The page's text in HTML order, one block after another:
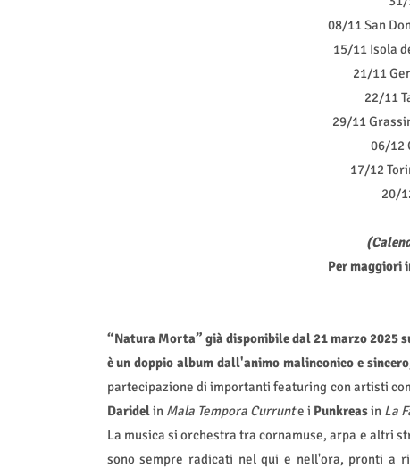
08/11 San
15/11 Isola
21/11
22/11
29/11
06/12
17/12
20/
Per maggiori
“Natura Morta” già disponibile dal 21 marzo
è un doppio album dall'animo malinconico e
partecipazione di importanti featuring con artisti
Daridelin Mala Tempora Currunte i Punkreasin La
La musica si orchestra tra cornamuse, arpa e altri
sono sempre radicati nel qui e nell'ora, pronti a